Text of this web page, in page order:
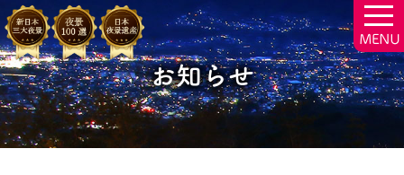
お知らせ